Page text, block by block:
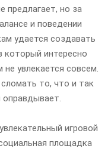
предлагает, но за
и поведении
удается создавать
который интересно
увлекается совсем.
то, что и так
игровой
площадка